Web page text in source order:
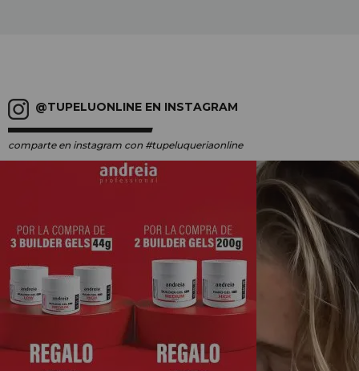
@TUPELUONLINE EN INSTAGRAM
comparte en instagram con #tupeluqueriaonline